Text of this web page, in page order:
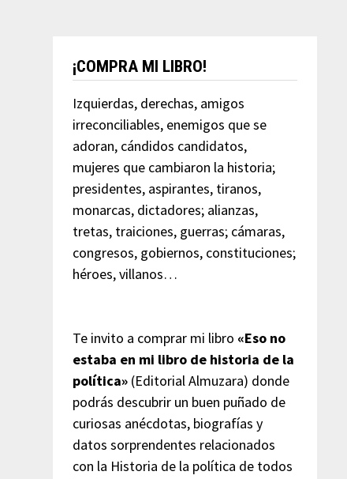
¡COMPRA MI LIBRO!
Izquierdas, derechas, amigos
irreconciliables, enemigos que se
adoran, cándidos candidatos,
mujeres que cambiaron la historia;
presidentes, aspirantes, tiranos,
monarcas, dictadores; alianzas,
tretas, traiciones, guerras; cámaras,
congresos, gobiernos, constituciones;
héroes, villanos…
Te invito a comprar mi libro «Eso no
estaba en mi libro de historia de la
política»(Editorial Almuzara) donde
podrás descubrir un buen puñado de
curiosas anécdotas, biografías y
datos sorprendentes relacionados
con la Historia de la política de todos